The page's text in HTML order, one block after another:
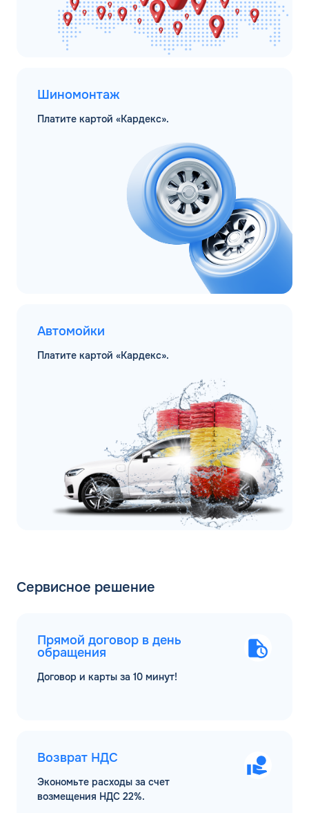
Шиномонтаж
Платите картой «Кардекс».
Автомойки
Платите картой «Кардекс».
Сервисное решение
Прямой договор в день
обращения
Договор и карты за 10 минут!
Возврат НДС
Экономьте расходы за счет
возмещения НДС 22%.